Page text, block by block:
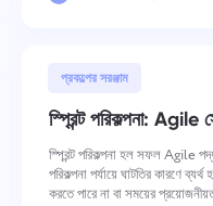
প্রকল্পের সরঞ্জাম
স্প্রিন্ট পরিকল্পনা: Agile
স্প্রিন্ট পরিকল্পনা হল সফল Agile
পরিকল্পনা পর্যায়ে ঘাটতির কারণে
করতে পারে না বা সময়ের প্রয়োজনীয়তা ভুলভাবে